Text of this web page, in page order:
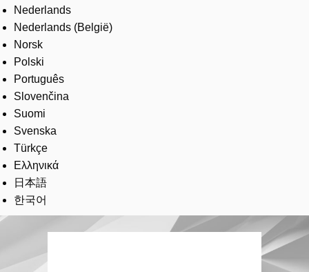
Nederlands
Nederlands (België)
Norsk
Polski
Português
Slovenčina
Suomi
Svenska
Türkçe
Ελληνικά
日本語
한국어